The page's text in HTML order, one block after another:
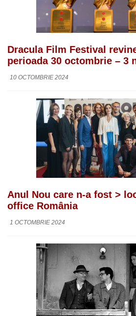
Dracula Film Festival
perioada 30 octombrie – 3
10 OCTOMBRIE 2024
Anul Nou care n-a fost >
office România
1 OCTOMBRIE 2024